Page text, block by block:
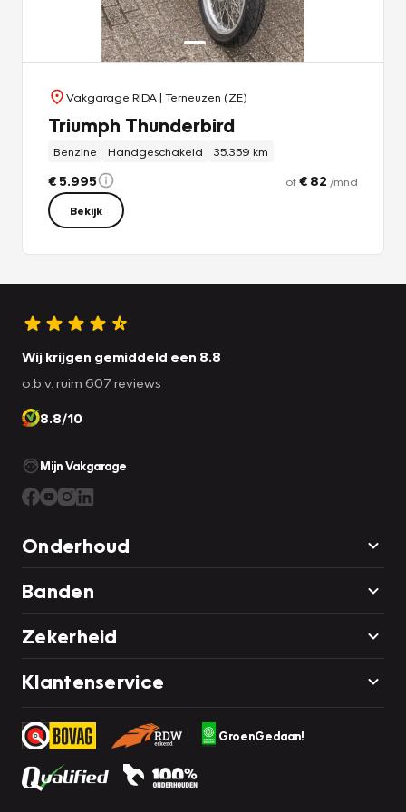
Vakgarage RIDA| Terneuzen (ZE)
Triumph Thunderbird
Benzine Handgeschakeld 35.359 km
€ 5.995 of€ 82 /mnd
Bekijk
Wij krijgen gemiddeld een 8.8
o.b.v. ruim 607 reviews
8.8/10
Mijn Vakgarage
Onderhoud
Banden
Zekerheid
Klantenservice
GroenGedaan!